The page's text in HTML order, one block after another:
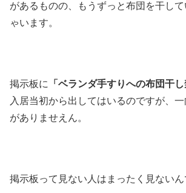
があるものの、もうずっと布団を干し
ゃいます。
掲示板に 「ベランダ手すりへの布団干し
入居当初から出してはいるのですが、
がありませえん。
掲示板って見ない人はまったく見ないん